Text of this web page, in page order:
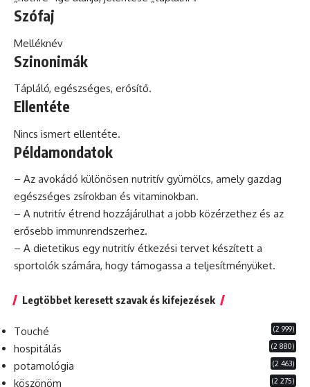
Szófaj
Melléknév
Szinonimák
Tápláló, egészséges, erősítő.
Ellentéte
Nincs ismert ellentéte.
Példamondatok
– Az avokádó különösen nutritív gyümölcs, amely gazdag
egészséges zsírokban és vitaminokban.
– A nutritív étrend hozzájárulhat a jobb közérzethez és az
erősebb immunrendszerhez.
– A dietetikus egy nutritív étkezési tervet készített a
sportolók számára, hogy támogassa a teljesítményüket.
Legtöbbet keresett szavak és kifejezések
Touché (2 999)
hospitálás (2 880)
potamológia (2 463)
köszönöm (2 275)